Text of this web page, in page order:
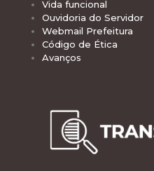
Vida funcional
Ouvidoria do Servidor
Webmail Prefeitura
Código de Ética
Avanços